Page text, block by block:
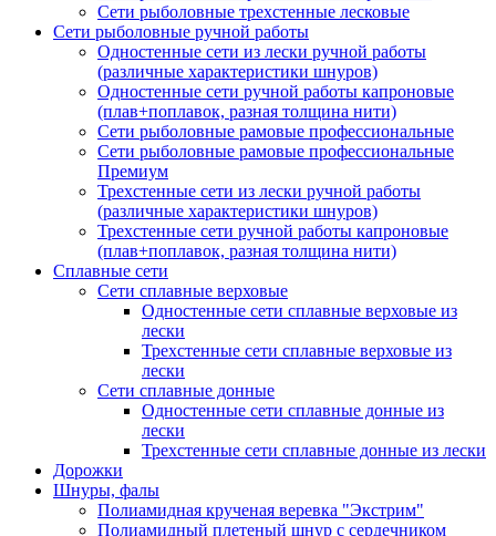
Сети рыболовные трехстенные лесковые
Сети рыболовные ручной работы
Одностенные сети из лески ручной работы
(различные характеристики шнуров)
Одностенные сети ручной работы капроновые
(плав+поплавок, разная толщина нити)
Сети рыболовные рамовые профессиональные
Сети рыболовные рамовые профессиональные
Премиум
Трехстенные сети из лески ручной работы
(различные характеристики шнуров)
Трехстенные сети ручной работы капроновые
(плав+поплавок, разная толщина нити)
Сплавные сети
Сети сплавные верховые
Одностенные сети сплавные верховые из
лески
Трехстенные сети сплавные верховые из
лески
Сети сплавные донные
Одностенные сети сплавные донные из
лески
Трехстенные сети сплавные донные из лески
Дорожки
Шнуры, фалы
Полиамидная крученая веревка "Экстрим"
Полиамидный плетеный шнур с сердечником